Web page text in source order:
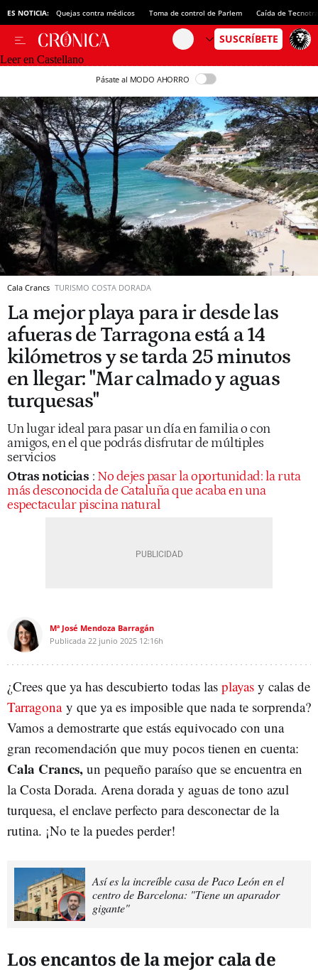
ES NOTICIA: Quejas contra médicos Toma de control de Parlem Caída de
Leer en Castellano
Pásate al MODO AHORRO
Cala Crancs TURISMO COSTA DORADA
La mejor playa para ir desde las
afueras de Tarragona está a 14
kilómetros y se tarda 25 minutos
en llegar: "Mar calmado y aguas
turquesas"
Un lugar ideal para pasar un día en familia o con
amigos, en el que podrás disfrutar de múltiples
servicios
Otras noticias : No dejes pasar la oportunidad: la ruta
más desconocida de Cataluña que acaba en una
espectacular piscina natural
Mª José Mendoza Barragán
Publicada 22 junio 2025 12:16h
¿Crees que ya has descubierto todas las playas y calas de
Tarragonay que ya es imposible que nada te sorprenda?
Vamos a demostrarte que estás equivocado con una
gran recomendación que muy pocos tienen en cuenta:
Cala Crancs, un pequeño paraíso que se encuentra en
la Costa Dorada. Arena dorada y aguas de tono azul
turquesa, el enclave perfecto para desconectar de la
rutina. ¡No te la puedes perder!
Así es la increíble casa de Paco León en el
centro de Barcelona: "Tiene un aparador
gigante"
Los encantos de la mejor cala de